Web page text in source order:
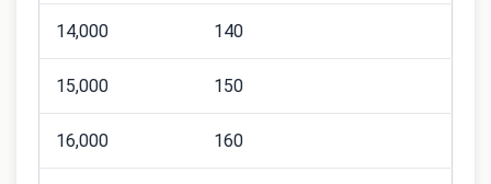
14,000 140
15,000 150
16,000 160